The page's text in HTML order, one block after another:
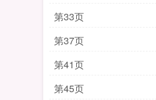
第33页
第37页
第41页
第45页